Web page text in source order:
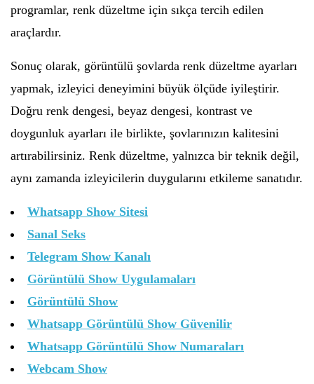
programlar, renk düzeltme için sıkça tercih edilen
araçlardır.
Sonuç olarak, görüntülü şovlarda renk düzeltme ayarları
yapmak, izleyici deneyimini büyük ölçüde iyileştirir.
Doğru renk dengesi, beyaz dengesi, kontrast ve
doygunluk ayarları ile birlikte, şovlarınızın kalitesini
artırabilirsiniz. Renk düzeltme, yalnızca bir teknik değil,
aynı zamanda izleyicilerin duygularını etkileme sanatıdır.
Whatsapp Show Sitesi
Sanal Seks
Telegram Show Kanalı
Görüntülü Show Uygulamaları
Görüntülü Show
Whatsapp Görüntülü Show Güvenilir
Whatsapp Görüntülü Show Numaraları
Webcam Show